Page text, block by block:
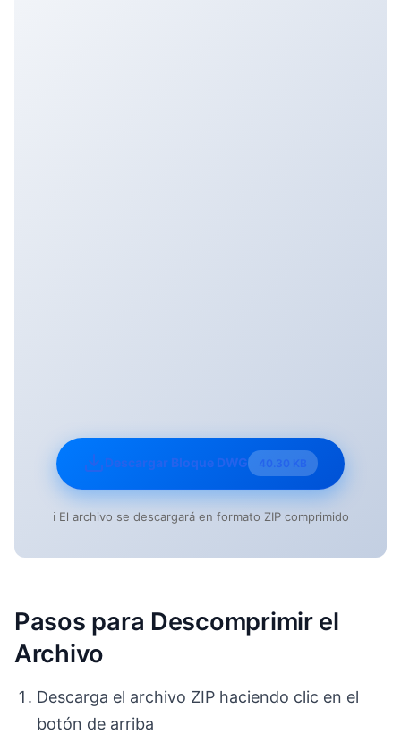
Descargar Bloque DWG 40.30 KB
ℹ️ El archivo se descargará en formato ZIP comprimido
Pasos para Descomprimir el
Archivo
Descarga el archivo ZIP haciendo clic en el
botón de arriba